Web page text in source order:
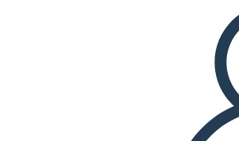
Копирайте този
СЪЗДАЙТЕ
ПУСКАНЕ НА
ЧЕТИ